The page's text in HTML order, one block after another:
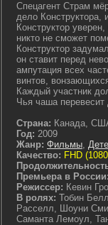
Спецагент Страм
дело Конструктора,
Конструктор
никто не сможет
Конструктор
он ставит перед
ампутация всех
винтов,
Каждый участник
Чья чаша перевесит
Страна: Канада,
Год: 2009
Жанр: Фильмы,
Качество: FHD
Премьера в России:
Режиссер: Кевин
В ролях: Тобин
Расселл, Шоуни
Саманта Лемоул,